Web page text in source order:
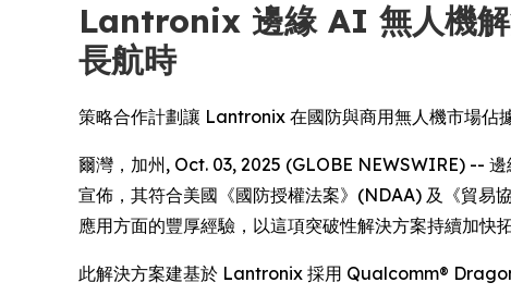
Lantronix 邊緣 AI 無人機
長航時
策略合作計劃讓 Lantronix 在國防與商用無人機市場佔
爾灣，加州, Oct. 03, 2025 (GLOBE NEWSWIRE) --
宣佈，其符合美國《國防授權法案》(NDAA) 及《貿易
應用方面的豐厚經驗，以這項突破性解決方案持續加快
此解決方案建基於 Lantronix 採用 Qualcomm®